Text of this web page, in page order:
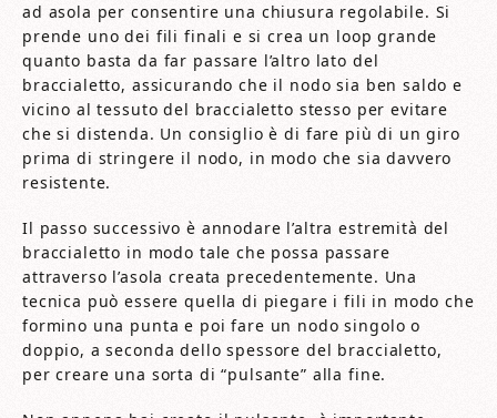
ad asola per consentire una chiusura regolabile. Si
prende uno dei fili finali e si crea un loop grande
quanto basta da far passare l’altro lato del
braccialetto, assicurando che il nodo sia ben saldo e
vicino al tessuto del braccialetto stesso per evitare
che si distenda. Un consiglio è di fare più di un giro
prima di stringere il nodo, in modo che sia davvero
resistente.
Il passo successivo è annodare l’altra estremità del
braccialetto in modo tale che possa passare
attraverso l’asola creata precedentemente. Una
tecnica può essere quella di piegare i fili in modo che
formino una punta e poi fare un nodo singolo o
doppio, a seconda dello spessore del braccialetto,
per creare una sorta di “pulsante” alla fine.